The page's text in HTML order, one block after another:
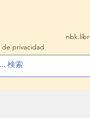
de privacidad